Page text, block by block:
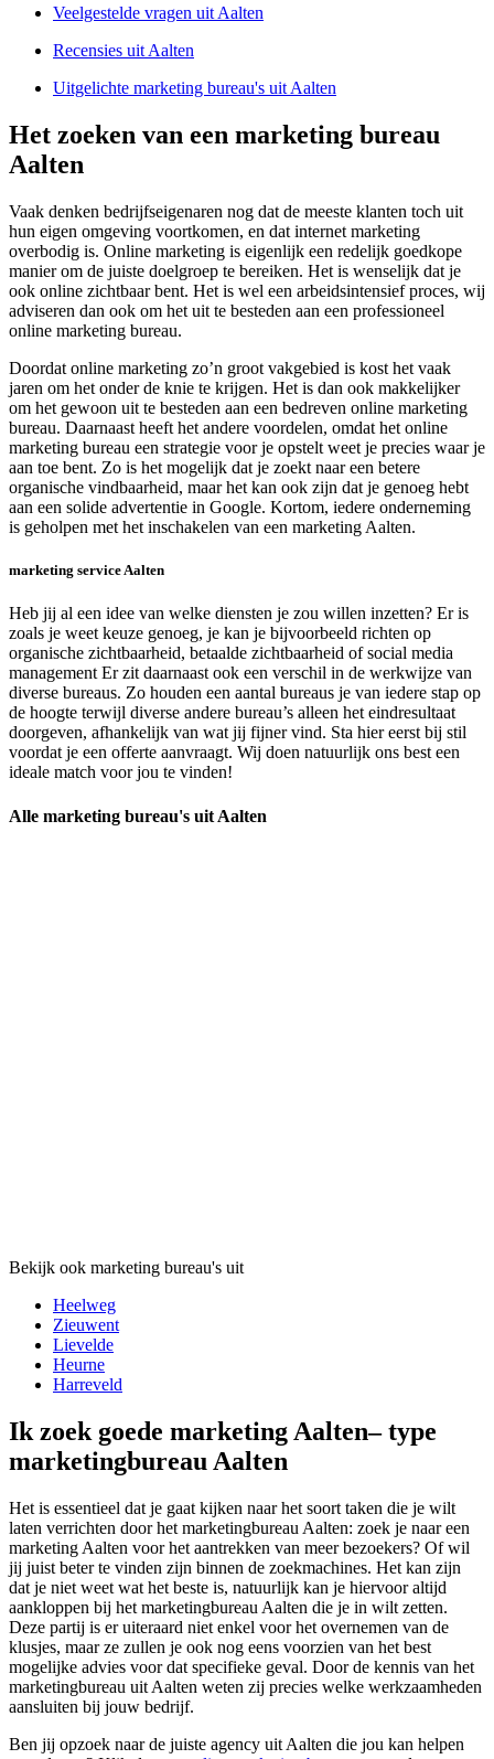
Veelgestelde vragen uit Aalten
Recensies uit Aalten
Uitgelichte marketing bureau's uit Aalten
Het zoeken van een marketing bureau
Aalten
Vaak denken bedrijfseigenaren nog dat de meeste klanten toch uit
hun eigen omgeving voortkomen, en dat internet marketing
overbodig is. Online marketing is eigenlijk een redelijk goedkope
manier om de juiste doelgroep te bereiken. Het is wenselijk dat je
ook online zichtbaar bent. Het is wel een arbeidsintensief proces, wij
adviseren dan ook om het uit te besteden aan een professioneel
online marketing bureau.
Doordat online marketing zo’n groot vakgebied is kost het vaak
jaren om het onder de knie te krijgen. Het is dan ook makkelijker
om het gewoon uit te besteden aan een bedreven online marketing
bureau. Daarnaast heeft het andere voordelen, omdat het online
marketing bureau een strategie voor je opstelt weet je precies waar je
aan toe bent. Zo is het mogelijk dat je zoekt naar een betere
organische vindbaarheid, maar het kan ook zijn dat je genoeg hebt
aan een solide advertentie in Google. Kortom, iedere onderneming
is geholpen met het inschakelen van een marketing Aalten.
marketing service Aalten
Heb jij al een idee van welke diensten je zou willen inzetten? Er is
zoals je weet keuze genoeg, je kan je bijvoorbeeld richten op
organische zichtbaarheid, betaalde zichtbaarheid of social media
management Er zit daarnaast ook een verschil in de werkwijze van
diverse bureaus. Zo houden een aantal bureaus je van iedere stap op
de hoogte terwijl diverse andere bureau’s alleen het eindresultaat
doorgeven, afhankelijk van wat jij fijner vind. Sta hier eerst bij stil
voordat je een offerte aanvraagt. Wij doen natuurlijk ons best een
ideale match voor jou te vinden!
Alle marketing bureau's uit Aalten
Bekijk ook marketing bureau's uit
Heelweg
Zieuwent
Lievelde
Heurne
Harreveld
Ik zoek goede marketing Aalten– type
marketingbureau Aalten
Het is essentieel dat je gaat kijken naar het soort taken die je wilt
laten verrichten door het marketingbureau Aalten: zoek je naar een
marketing Aalten voor het aantrekken van meer bezoekers? Of wil
jij juist beter te vinden zijn binnen de zoekmachines. Het kan zijn
dat je niet weet wat het beste is, natuurlijk kan je hiervoor altijd
aankloppen bij het marketingbureau Aalten die je in wilt zetten.
Deze partij is er uiteraard niet enkel voor het overnemen van de
klusjes, maar ze zullen je ook nog eens voorzien van het best
mogelijke advies voor dat specifieke geval. Door de kennis van het
marketingbureau uit Aalten weten zij precies welke werkzaamheden
aansluiten bij jouw bedrijf.
Ben jij opzoek naar de juiste agency uit Aalten die jou kan helpen